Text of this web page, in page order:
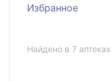
Избранное
Найдено в 7 аптеках